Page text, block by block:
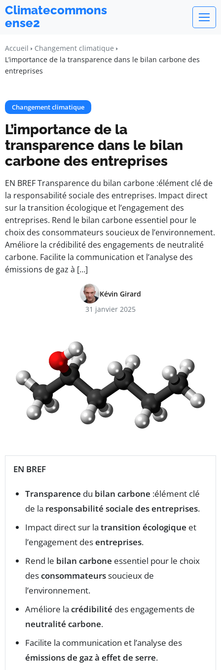
Climatecommons
ense2
Accueil
Changement climatique
L’importance de la transparence dans le bilan carbone des
entreprises
Changement climatique
L’importance de la
transparence dans le bilan
carbone des entreprises
EN BREF Transparence du bilan carbone :élément clé de
la responsabilité sociale des entreprises. Impact direct
sur la transition écologique et l’engagement des
entreprises. Rend le bilan carbone essentiel pour le
choix des consommateurs soucieux de l’environnement.
Améliore la crédibilité des engagements de neutralité
carbone. Facilite la communication et l’analyse des
émissions de gaz à […]
Kévin Girard
31 janvier 2025
EN BREF
Transparence du bilan carbone :élément clé
de la responsabilité sociale des entreprises.
Impact direct sur la transition écologique et
l’engagement desentreprises.
Rend le bilan carbone essentiel pour le choix
desconsommateurssoucieux de
l’environnement.
Améliore la crédibilité des engagements de
neutralité carbone.
Facilite la communication et l’analyse des
émissions de gaz à effet de serre.